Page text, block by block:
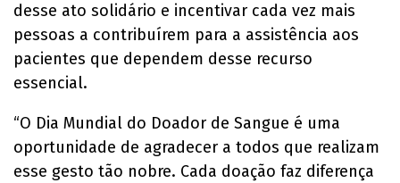
desse ato solidário e incentivar cada vez mais
pessoas a contribuírem para a assistência aos
pacientes que dependem desse recurso
essencial.
“O Dia Mundial do Doador de Sangue é uma
oportunidade de agradecer a todos que realizam
esse gesto tão nobre. Cada doação faz diferença